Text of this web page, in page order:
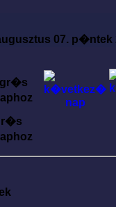
07. p�ntek